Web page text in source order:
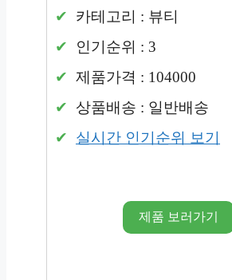
카테고리 : 뷰티
인기순위 : 3
제품가격 : 104000
상품배송 : 일반배송
실시간 인기순위 보기
제품 보러가기